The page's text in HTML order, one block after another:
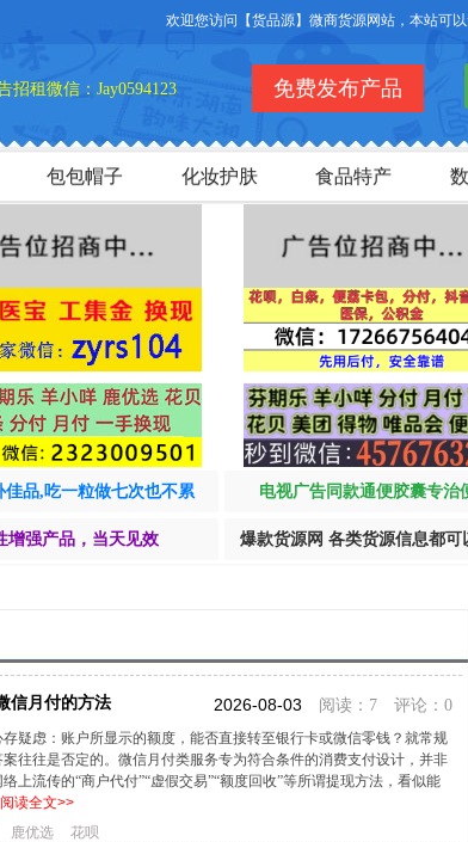
欢迎您访问【货品源】微商货源网站，本站可以免
招租微信：Jay0594123 免费发布产品
包包帽子 化妆护肤 食品特产
佳品,吃一粒做七次也不累 电视广告同款通便胶囊专治
增强产品，当天见效 爆款货源网 各类货源信息都可
2026-08-03 阅读：7 评论：0
信月付的方法
疑虑：账户所显示的额度，能否直接转至银行卡或微信零钱？就常规
往往是否定的。微信月付类服务专为符合条件的消费支付设计，并非
上流传的“商户代付”“虚假交易”“额度回收”等所谓提现方法，看似能
阅读全文>>
鹿优选 花呗